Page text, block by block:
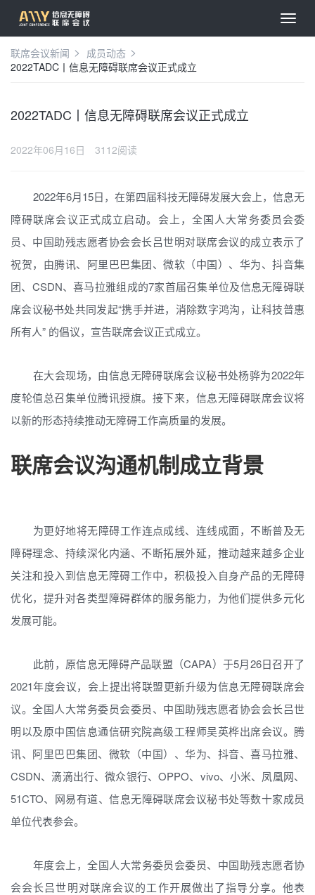
联席会议新闻
成员动态
2022TADC丨信息无障碍联席会议正式成立
2022TADC丨信息无障碍联席会议正式成立
2022年06月16日 3112阅读
2022年6月15日，在第四届科技无障碍发展大会上，信息无
障碍联席会议正式成立启动。会上，全国人大常务委员会委
员、中国助残志愿者协会会长吕世明对联席会议的成立表示了
祝贺，由腾讯、阿里巴巴集团、微软（中国）、华为、抖音集
团、CSDN、喜马拉雅组成的7家首届召集单位及信息无障碍联
席会议秘书处共同发起“携手并进，消除数字鸿沟，让科技普惠
所有人” 的倡议，宣告联席会议正式成立。
在大会现场，由信息无障碍联席会议秘书处杨骅为2022年
度轮值总召集单位腾讯授旗。接下来，信息无障碍联席会议将
以新的形态持续推动无障碍工作高质量的发展。
联席会议沟通机制成立背景
为更好地将无障碍工作连点成线、连线成面，不断普及无
障碍理念、持续深化内涵、不断拓展外延，推动越来越多企业
关注和投入到信息无障碍工作中，积极投入自身产品的无障碍
优化，提升对各类型障碍群体的服务能力，为他们提供多元化
发展可能。
此前，原信息无障碍产品联盟（CAPA）于5月26日召开了
2021年度会议，会上提出将联盟更新升级为信息无障碍联席会
议。全国人大常务委员会委员、中国助残志愿者协会会长吕世
明以及原中国信息通信研究院高级工程师吴英桦出席会议。腾
讯、阿里巴巴集团、微软（中国）、华为、抖音、喜马拉雅、
CSDN、滴滴出行、微众银行、OPPO、vivo、小米、凤凰网、
51CTO、网易有道、信息无障碍联席会议秘书处等数十家成员
单位代表参会。
年度会上，全国人大常务委员会委员、中国助残志愿者协
会会长吕世明对联席会议的工作开展做出了指导分享。他表